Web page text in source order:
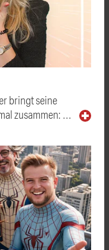
bringt seine
zusammen: …